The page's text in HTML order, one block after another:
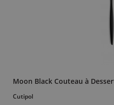
Moon Black Couteau à
Cutipol